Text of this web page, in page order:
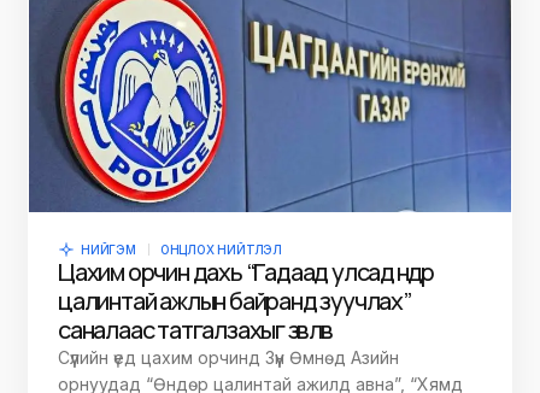
НИЙГЭМ ОНЦЛОХ НИЙТЛЭЛ
Цахим орчин дахь “Гадаад улсад өндөр
цалинтай ажлын байранд зуучлах”
саналаас татгалзахыг зөвлөв
Сүүлийн үед цахим орчинд Зүүн Өмнөд Азийн
орнуудад “Өндөр цалинтай ажилд авна”, “Хямд